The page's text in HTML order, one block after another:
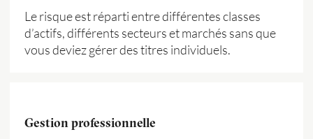
Le risque est réparti entre différentes classes
d’actifs, différents secteurs et marchés sans que
vous deviez gérer des titres individuels.
Gestion professionnelle